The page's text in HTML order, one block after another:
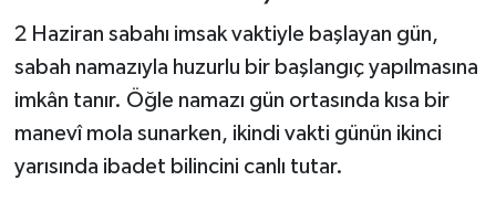
2 Haziran sabahı imsak vaktiyle başlayan gün,
sabah namazıyla huzurlu bir başlangıç yapılmasına
imkân tanır. Öğle namazı gün ortasında kısa bir
manevî mola sunarken, ikindi vakti günün ikinci
yarısında ibadet bilincini canlı tutar.